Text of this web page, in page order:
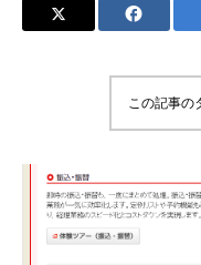
この記事の